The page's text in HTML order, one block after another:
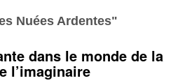
Nuées Ardentes"
dans le monde de la
l’imaginaire